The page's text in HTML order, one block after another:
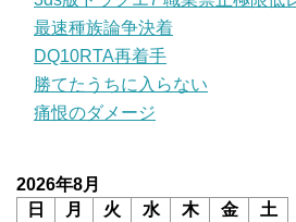
最速種族論争決着
DQ10RTA再着手
勝てたうちに入らない
痛恨のダメージ
2026年8月
日
月 火 水 木 金 土